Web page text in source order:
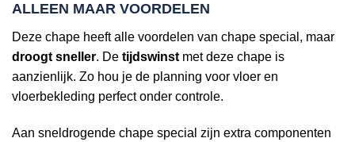
ALLEEN MAAR VOORDELEN
Deze chape heeft alle voordelen van chape special, maar
droogt sneller. De tijdswinst met deze chape is
aanzienlijk. Zo hou je de planning voor vloer en
vloerbekleding perfect onder controle.
Aan sneldrogende chape special zijn extra componenten